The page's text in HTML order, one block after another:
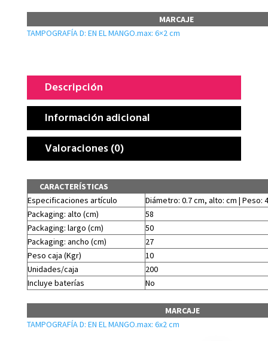
MARCAJE
TAMPOGRAFÍA D: EN EL MANGO.max: 6×2 cm
Descripción
Información adicional
Valoraciones (0)
CARACTERÍSTICAS
Especificaciones artículo
Diámetro: 0.7 cm, alto: cm | Peso:
Packaging: alto (cm)
58
Packaging: largo (cm)
50
Packaging: ancho (cm)
27
Peso caja (Kgr)
10
Unidades/caja
200
Incluye baterías
No
MARCAJE
TAMPOGRAFÍA D: EN EL MANGO.max: 6x2 cm